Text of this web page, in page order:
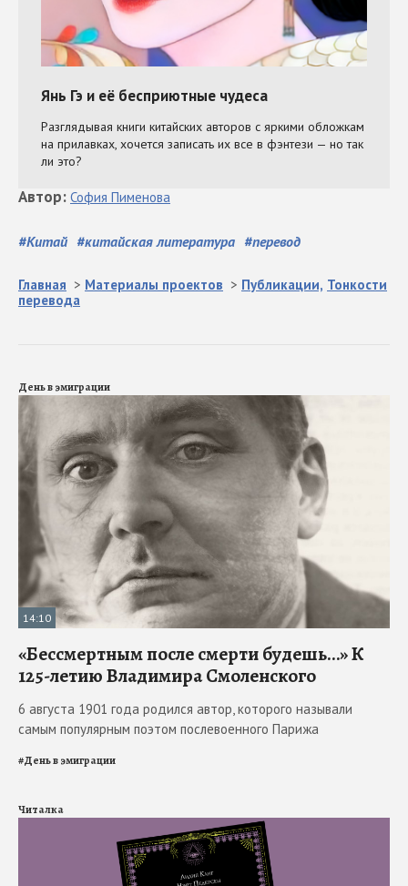
#Китай #китайская литература #перевод
Автор: София Пименова
Главная > Материалы проектов > Публикации, Тонкости
перевода
День в эмиграции
14:10
«Бессмертным после смерти будешь…» К
125-летию Владимира Смоленского
6 августа 1901 года родился автор, которого называли
самым популярным поэтом послевоенного Парижа
#День в эмиграции
Читалка